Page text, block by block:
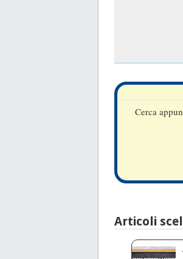
Cerca
Articoli